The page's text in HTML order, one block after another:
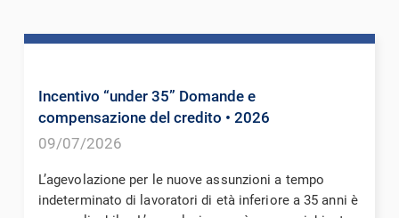
Incentivo “under 35” Domande e
compensazione del credito • 2026
09/07/2026
L’agevolazione per le nuove assunzioni a tempo
indeterminato di lavoratori di età inferiore a 35 anni è